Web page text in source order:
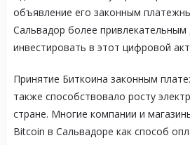
объявление его законным
Сальвадор более привлекательным
инвестировать в этот цифровой
Принятие Биткоина законным
также способствовало росту
стране. Многие компании и
Bitcoin в Сальвадоре как способ